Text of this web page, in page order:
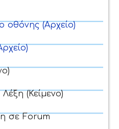
οθόνης (Αρχείο)
(Κείμενο)
σε Forum